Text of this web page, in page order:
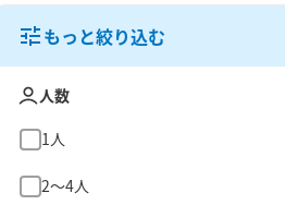
もっと絞り込む
人数
1人
2〜4人